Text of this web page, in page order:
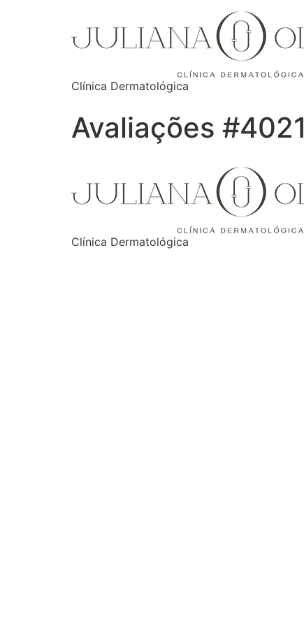
Clínica Dermatológica
Avaliações #4021
Clínica Dermatológica